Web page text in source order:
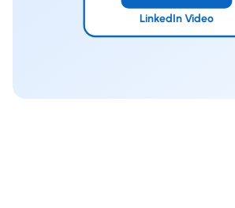
LinkedIn Video